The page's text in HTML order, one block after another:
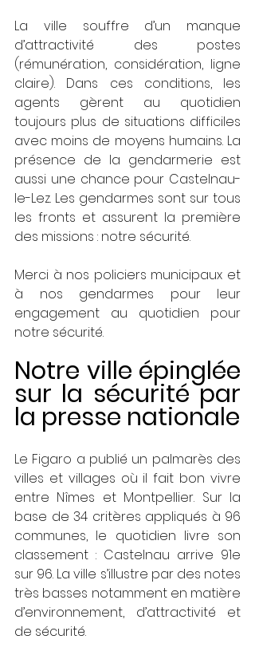
La ville souffre d’un manque
d’attractivité des postes
(rémunération, considération, ligne
claire). Dans ces conditions, les
agents gèrent au quotidien
toujours plus de situations difficiles
avec moins de moyens humains. La
présence de la gendarmerie est
aussi une chance pour Castelnau-
le-Lez. Les gendarmes sont sur tous
les fronts et assurent la première
des missions : notre sécurité.
Merci à nos policiers municipaux et
à nos gendarmes pour leur
engagement au quotidien pour
notre sécurité.
Notre ville épinglée
sur la sécurité par
Le Figaro a publié un palmarès des
villes et villages où il fait bon vivre
entre Nîmes et Montpellier. Sur la
base de 34 critères appliqués à 96
communes, le quotidien livre son
classement : Castelnau arrive 91e
sur 96. La ville s’illustre par des notes
très basses notamment en matière
d’environnement, d’attractivité et
de sécurité.